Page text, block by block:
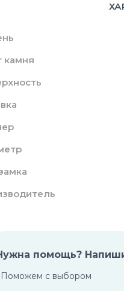
камня
помощь?
Поможем с выбором